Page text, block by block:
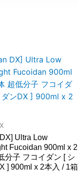
Ultra Low
Fucoidan 900ml x 2
分子 フコイダン [ シ
] 900ml x 2本入 / 1箱
This
product
has
multiple
options
may
be
chosen